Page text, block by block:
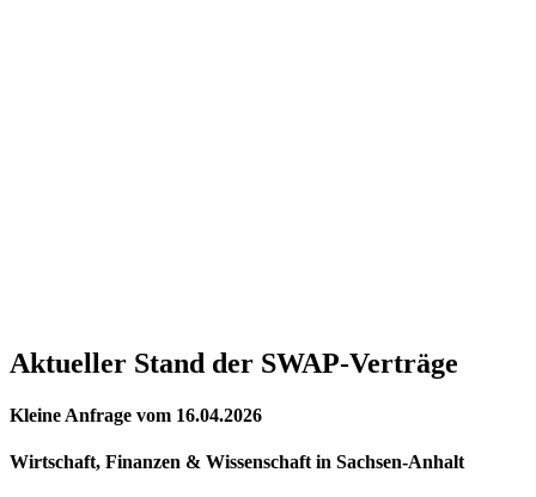
Aktueller Stand der SWAP-Verträge
Kleine Anfrage vom 16.04.2026
Wirtschaft, Finanzen & Wissenschaft in Sachsen-Anhalt